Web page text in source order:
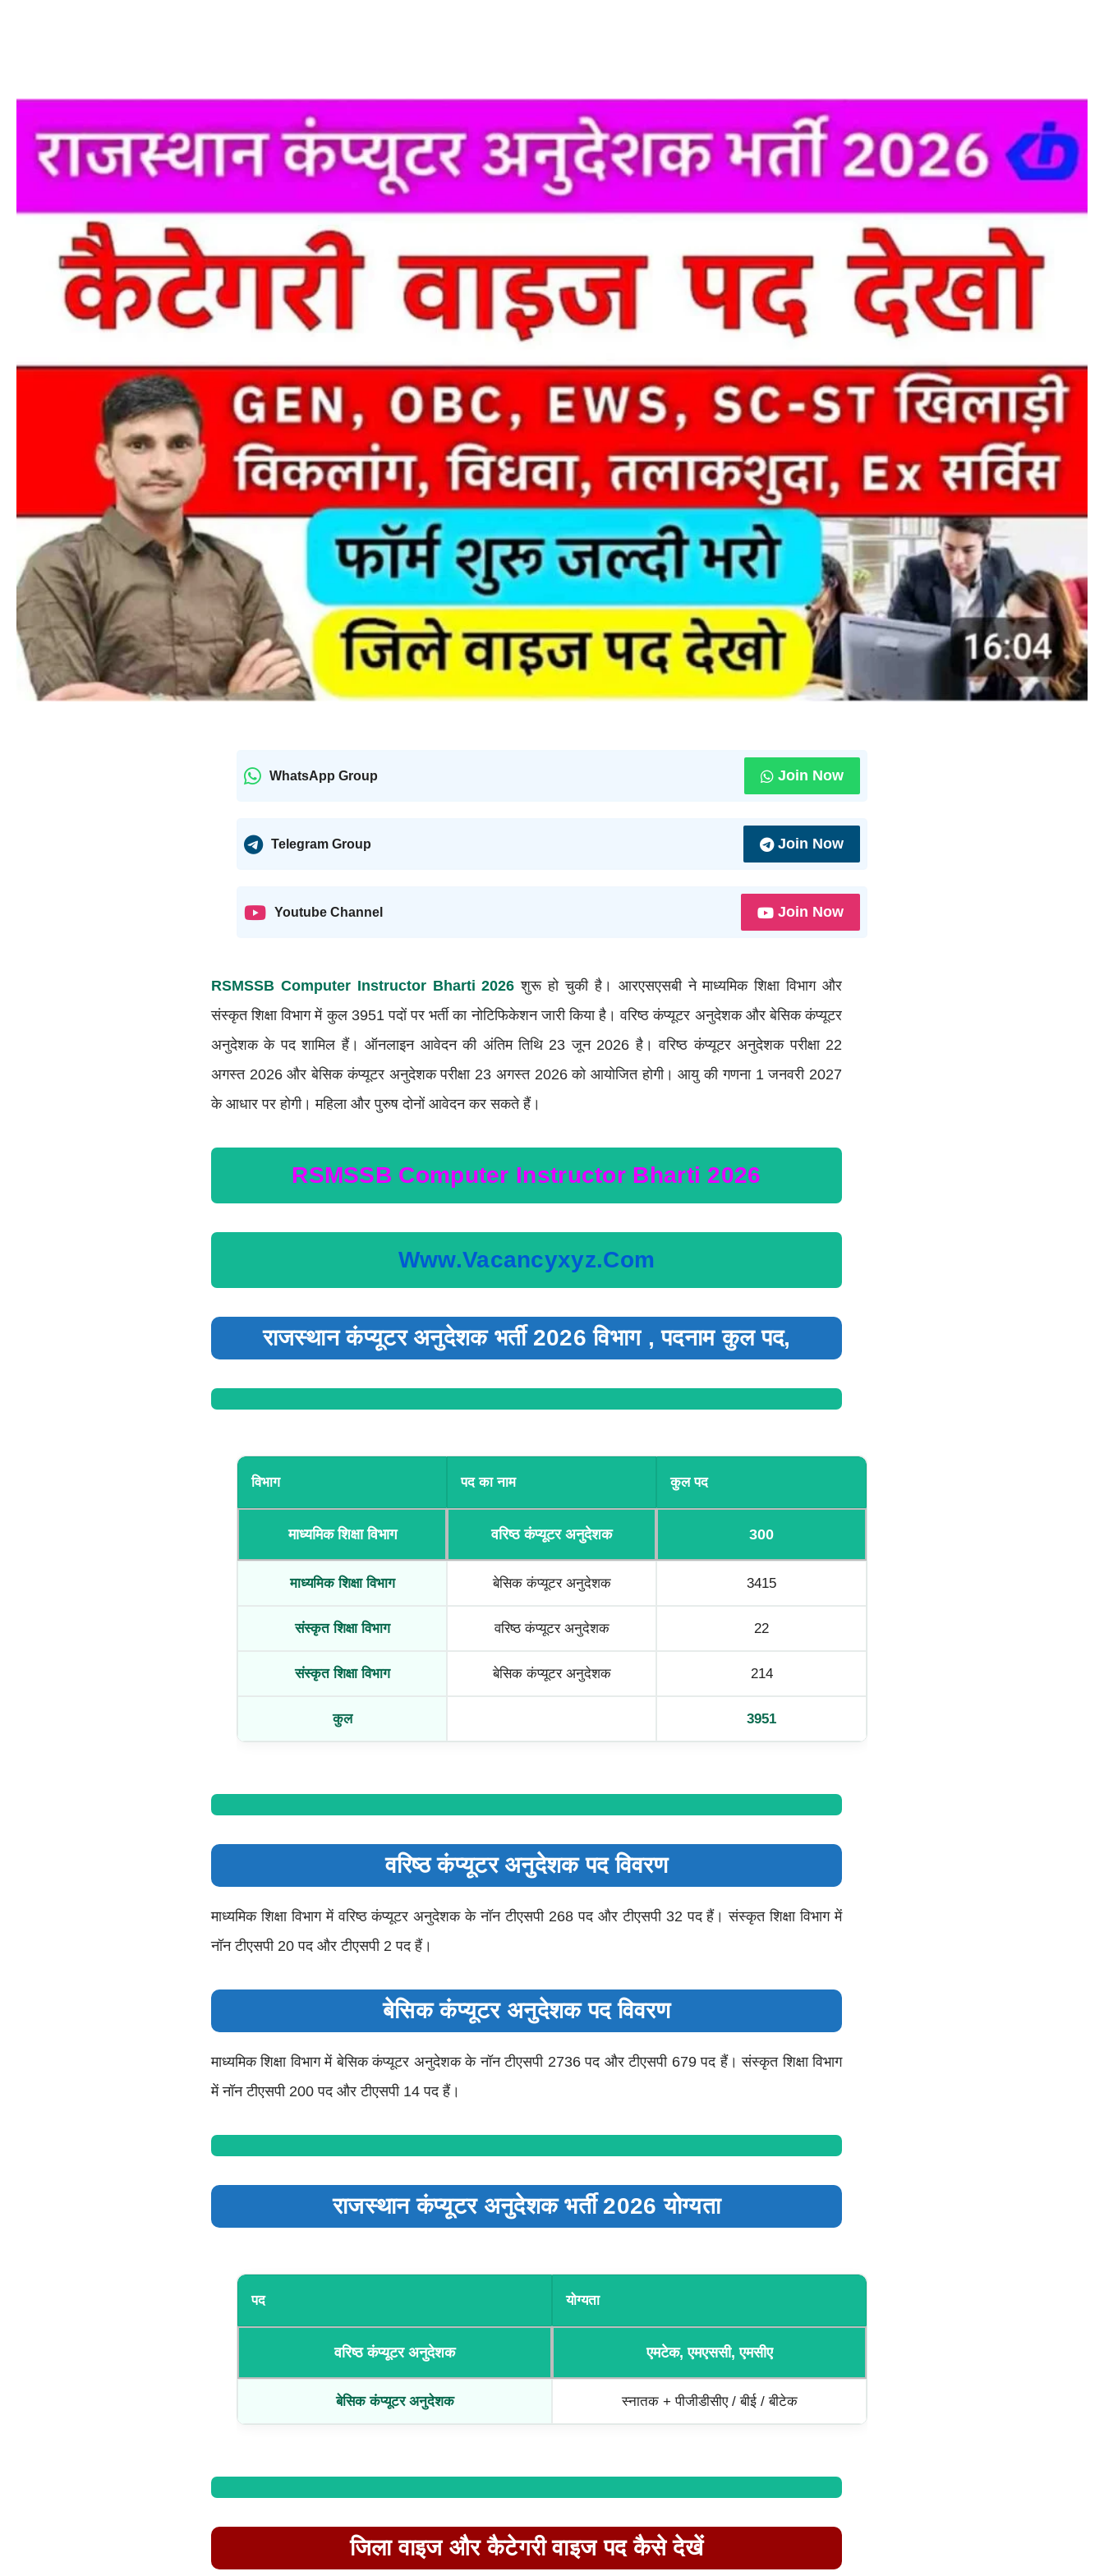
WhatsApp Group Join Now
Telegram Group Join Now
Youtube Channel Join Now
RSMSSB Computer Instructor Bharti 2026शुरू हो चुकी है। आरएसएसबी ने माध्यमिक शिक्षा विभाग और
संस्कृत शिक्षा विभाग में कुल 3951 पदों पर भर्ती का नोटिफिकेशन जारी किया है। वरिष्ठ कंप्यूटर अनुदेशक और बेसिक कंप्यूटर
अनुदेशक के पद शामिल हैं। ऑनलाइन आवेदन की अंतिम तिथि 23 जून 2026 है। वरिष्ठ कंप्यूटर अनुदेशक परीक्षा 22
अगस्त 2026 और बेसिक कंप्यूटर अनुदेशक परीक्षा 23 अगस्त 2026 को आयोजित होगी। आयु की गणना 1 जनवरी 2027
के आधार पर होगी। महिला और पुरुष दोनों आवेदन कर सकते हैं।
RSMSSB Computer Instructor Bharti 2026
Www.vacancyxyz.com
राजस्थान कंप्यूटर अनुदेशक भर्ती 2026 विभाग , पदनाम कुल पद,
विभाग पद का नाम कुल पद
माध्यमिक शिक्षा विभाग वरिष्ठ कंप्यूटर अनुदेशक 300
माध्यमिक शिक्षा विभाग बेसिक कंप्यूटर अनुदेशक 3415
संस्कृत शिक्षा विभाग वरिष्ठ कंप्यूटर अनुदेशक 22
संस्कृत शिक्षा विभाग बेसिक कंप्यूटर अनुदेशक 214
कुल 3951
वरिष्ठ कंप्यूटर अनुदेशक पद विवरण
माध्यमिक शिक्षा विभाग में वरिष्ठ कंप्यूटर अनुदेशक के नॉन टीएसपी 268 पद और टीएसपी 32 पद हैं। संस्कृत शिक्षा विभाग में
नॉन टीएसपी 20 पद और टीएसपी 2 पद हैं।
बेसिक कंप्यूटर अनुदेशक पद विवरण
माध्यमिक शिक्षा विभाग में बेसिक कंप्यूटर अनुदेशक के नॉन टीएसपी 2736 पद और टीएसपी 679 पद हैं। संस्कृत शिक्षा विभाग
में नॉन टीएसपी 200 पद और टीएसपी 14 पद हैं।
राजस्थान कंप्यूटर अनुदेशक भर्ती 2026 योग्यता
पद योग्यता
वरिष्ठ कंप्यूटर अनुदेशक एमटेक, एमएससी, एमसीए
बेसिक कंप्यूटर अनुदेशक स्नातक + पीजीडीसीए / बीई / बीटेक
जिला वाइज और कैटेगरी वाइज पद कैसे देखें